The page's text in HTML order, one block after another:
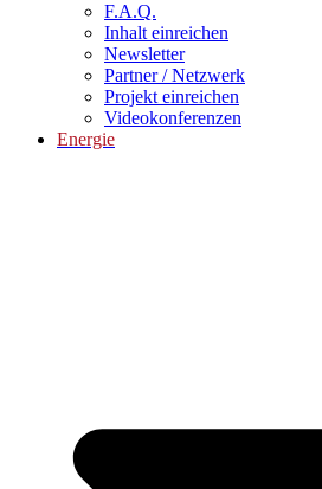
F.A.Q.
Inhalt einreichen
Newsletter
Partner / Netzwerk
Projekt einreichen
Videokonferenzen
Energie